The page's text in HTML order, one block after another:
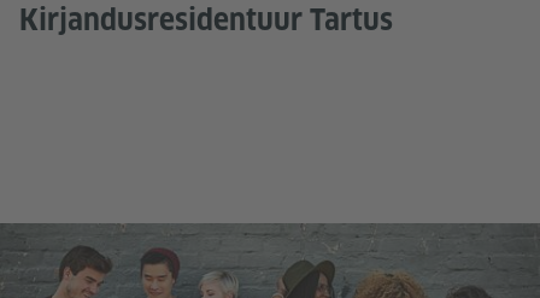
Kirjandusresidentuur Tartus